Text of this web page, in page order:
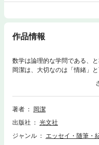
作品情報
数学は論理的な学問である、
岡潔は、大切なのは「情緒」
に育てなければ数学もわから
の成熟は遅ければ遅いほどよ
ど昨今の教育問題にも本質的
著者
岡潔
出版社
光文社
ジャンル
エッセイ・随筆・